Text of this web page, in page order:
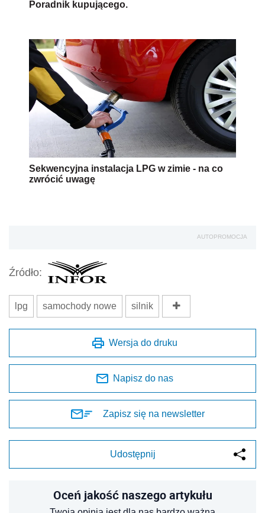
Poradnik kupującego.
Sekwencyjna instalacja LPG w zimie - na co
zwrócić uwagę
AUTOPROMOCJA
Źródło:
lpg samochody nowe silnik
Wersja do druku
Napisz do nas
Zapisz się na newsletter
Udostępnij
Oceń jakość naszego artykułu